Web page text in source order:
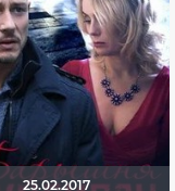
25.02.2017